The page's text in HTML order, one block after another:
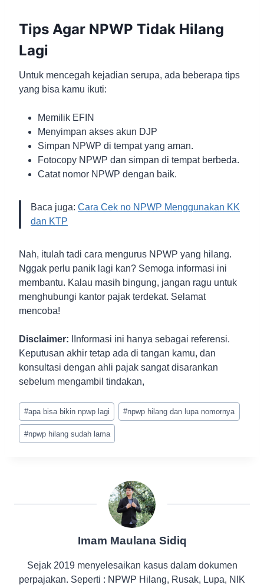
Tips Agar NPWP Tidak Hilang
Lagi
Untuk mencegah kejadian serupa, ada beberapa tips
yang bisa kamu ikuti:
Memilik EFIN
Menyimpan akses akun DJP
Simpan NPWP di tempat yang aman.
Fotocopy NPWP dan simpan di tempat berbeda.
Catat nomor NPWP dengan baik.
Baca juga: Cara Cek no NPWP Menggunakan KK
dan KTP
Nah, itulah tadi cara mengurus NPWP yang hilang.
Nggak perlu panik lagi kan? Semoga informasi ini
membantu. Kalau masih bingung, jangan ragu untuk
menghubungi kantor pajak terdekat. Selamat
mencoba!
Disclaimer: IInformasi ini hanya sebagai referensi.
Keputusan akhir tetap ada di tangan kamu, dan
konsultasi dengan ahli pajak sangat disarankan
sebelum mengambil tindakan,
Post
Tags:
#apa bisa bikin npwp lagi #npwp hilang dan lupa nomornya
#npwp hilang sudah lama
Imam Maulana Sidiq
Sejak 2019 menyelesaikan kasus dalam dokumen
perpajakan. Seperti : NPWP Hilang, Rusak, Lupa, NIK